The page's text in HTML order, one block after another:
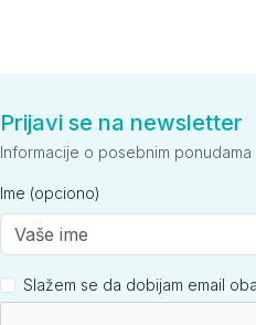
Prijavi se na newsletter
Informacije o posebnim ponudama
Ime (opciono)
Slažem se da dobijam email